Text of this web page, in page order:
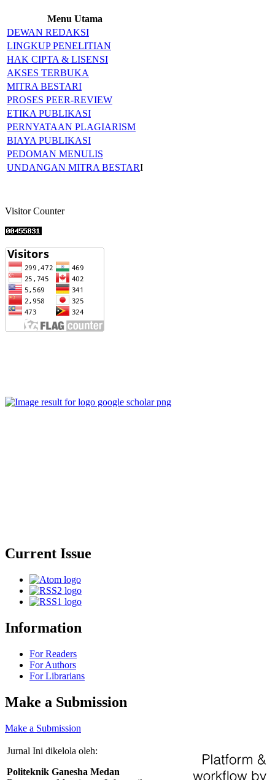
Menu Utama
DEWAN REDAKSI
LINGKUP PENELITIAN
HAK CIPTA & LISENSI
AKSES TERBUKA
MITRA BESTARI
PROSES PEER-REVIEW
ETIKA PUBLIKASI
PERNYATAAN PLAGIARISM
BIAYA PUBLIKASI
PEDOMAN MENULIS
UNDANGAN MITRA BESTARI
Visitor Counter
Current Issue
Information
For Readers
For Authors
For Librarians
Make a Submission
Make a Submission
Jurnal Ini dikelola oleh:
Politeknik Ganesha Medan